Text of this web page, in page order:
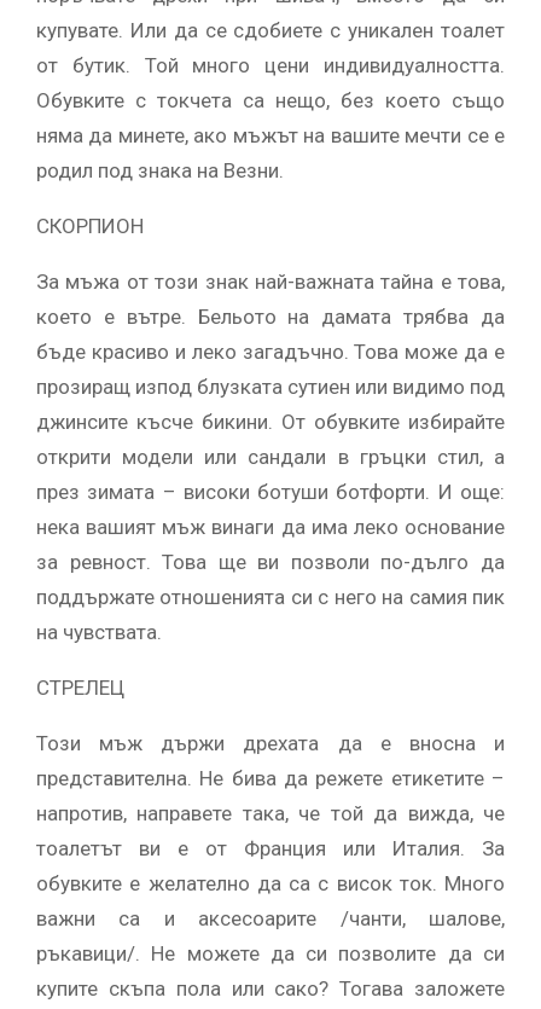
купувате. Или да се сдобиете с уникален тоалет
от бутик. Той много цени индивидуалността.
Обувките с токчета са нещо, без което също
няма да минете, ако мъжът на вашите мечти се е
родил под знака на Везни.
СКОРПИОН
За мъжа от този знак най-важната тайна е това,
което е вътре. Бельото на дамата трябва да
бъде красиво и леко загадъчно. Това може да е
прозиращ изпод блузката сутиен или видимо под
джинсите късче бикини. От обувките избирайте
открити модели или сандали в гръцки стил, а
през зимата – високи ботуши ботфорти. И още:
нека вашият мъж винаги да има леко основание
за ревност. Това ще ви позволи по-дълго да
поддържате отношенията си с него на самия пик
на чувствата.
СТРЕЛЕЦ
Този мъж държи дрехата да е вносна и
представителна. Не бива да режете етикетите –
напротив, направете така, че той да вижда, че
тоалетът ви е от Франция или Италия. За
обувките е желателно да са с висок ток. Много
важни са и аксесоарите /чанти, шалове,
ръкавици/. Не можете да си позволите да си
купите скъпа пола или сако? Тогава заложете